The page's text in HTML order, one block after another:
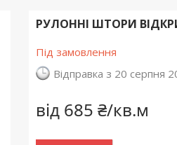
РУЛОННІ ШТОРИ
Під замовлення
Відправка з 20 серпня
від 685 ₴/кв.м